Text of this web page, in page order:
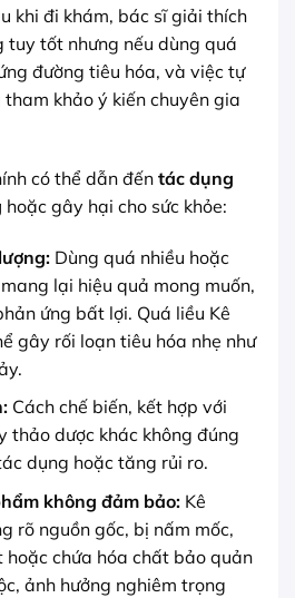
khi đi khám, bác sĩ giải thích
tuy tốt nhưng nếu dùng quá
đường tiêu hóa, và việc tự
khảo ý kiến chuyên gia
có thể dẫn đến tác dụng
hoặc gây hại cho sức khỏe:
Dùng quá nhiều hoặc
lại hiệu quả mong muốn,
ứng bất lợi. Quá liều Kê
gây rối loạn tiêu hóa nhẹ như
Cách chế biến, kết hợp với
thảo dược khác không đúng
dụng hoặc tăng rủi ro.
không đảm bảo:Kê
rõ nguồn gốc, bị nấm mốc,
chứa hóa chất bảo quản
ảnh hưởng nghiêm trọng